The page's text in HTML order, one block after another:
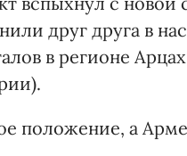
друг друга в
в регионе
положение, а